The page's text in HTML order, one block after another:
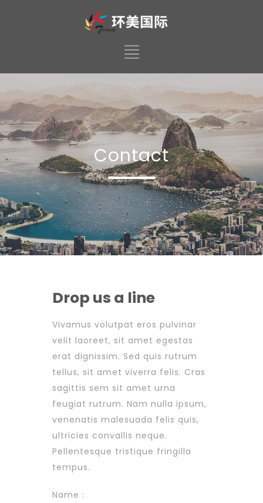
Contact
Drop us a line
Vivamus volutpat eros pulvinar
velit laoreet, sit amet egestas
erat dignissim. Sed quis rutrum
tellus, sit amet viverra felis. Cras
sagittis sem sit amet urna
feugiat rutrum. Nam nulla ipsum,
venenatis malesuada felis quis,
ultricies convallis neque.
Pellentesque tristique fringilla
tempus.
Name :